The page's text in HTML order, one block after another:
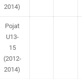
2014)
Pojat
U13-
15
(2012-
2014)